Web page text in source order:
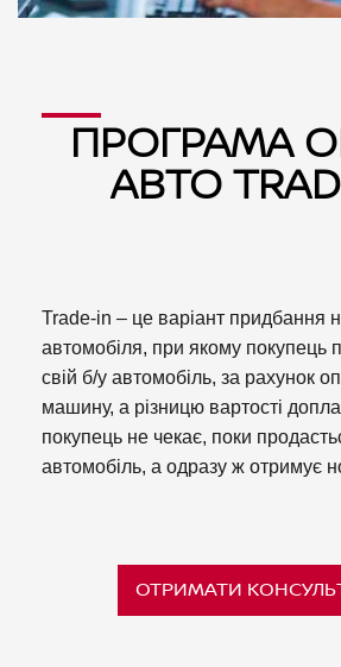
ПРОГРАМА
АВТО
Trade-in – це варіант придбання
автомобіля, при якому покупець
свій б/у автомобіль, за рахунок
машину, а різницю вартості
покупець не чекає, поки
автомобіль, а одразу ж отримує
ОТРИМАТИ